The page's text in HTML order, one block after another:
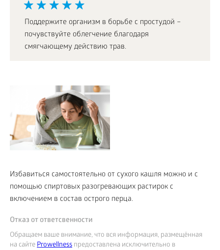
Поддержите организм в борьбе с простудой –
почувствуйте облегчение благодаря
смягчающему действию трав.
Избавиться самостоятельно от сухого кашля можно и с
помощью спиртовых разогревающих растирок с
включением в состав острого перца.
Отказ от ответсвенности
Обращаем ваше внимание, что вся информация, размещённая
на сайтеProwellness предоставлена исключительно в